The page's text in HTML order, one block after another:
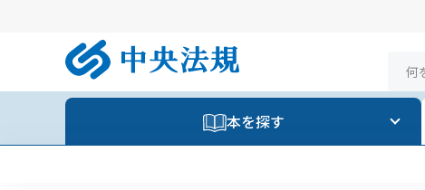
本を探す